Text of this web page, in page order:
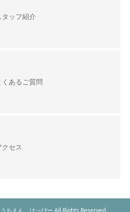
タッフ紹介
くあるご質問
クセス
ちえん はっぴー All Rights Reserved.